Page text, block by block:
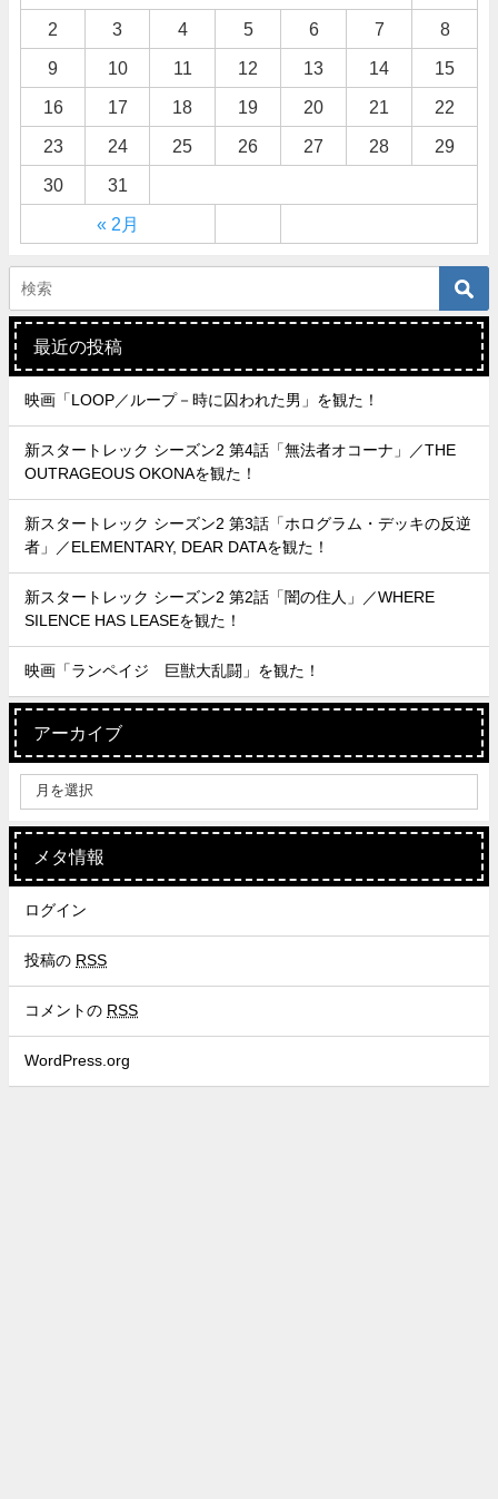
« 2月
2 3 4 5 6 7 8
9 10 11 12 13 14 15
16 17 18 19 20 21 22
23 24 25 26 27 28 29
30 31
最近の投稿
映画「LOOP／ループ－時に囚われた男」を観た！
新スタートレック シーズン2 第4話「無法者オコーナ」／THE
OUTRAGEOUS OKONAを観た！
新スタートレック シーズン2 第3話「ホログラム・デッキの反逆
者」／ELEMENTARY, DEAR DATAを観た！
新スタートレック シーズン2 第2話「闇の住人」／WHERE
SILENCE HAS LEASEを観た！
映画「ランペイジ 巨獣大乱闘」を観た！
アーカイブ
メタ情報
ログイン
投稿の RSS
コメントの RSS
WordPress.org